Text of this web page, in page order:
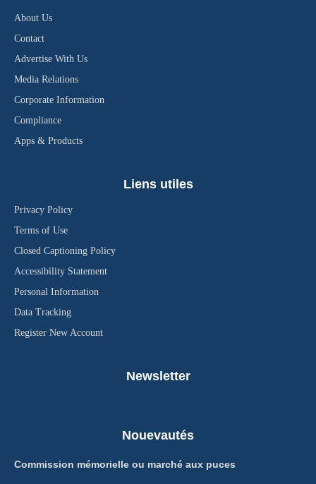
About Us
Contact
Advertise With Us
Media Relations
Corporate Information
Compliance
Apps & Products
Liens utiles
Privacy Policy
Terms of Use
Closed Captioning Policy
Accessibility Statement
Personal Information
Data Tracking
Register New Account
Newsletter
Nouevautés
Commission mémorielle ou marché aux puces